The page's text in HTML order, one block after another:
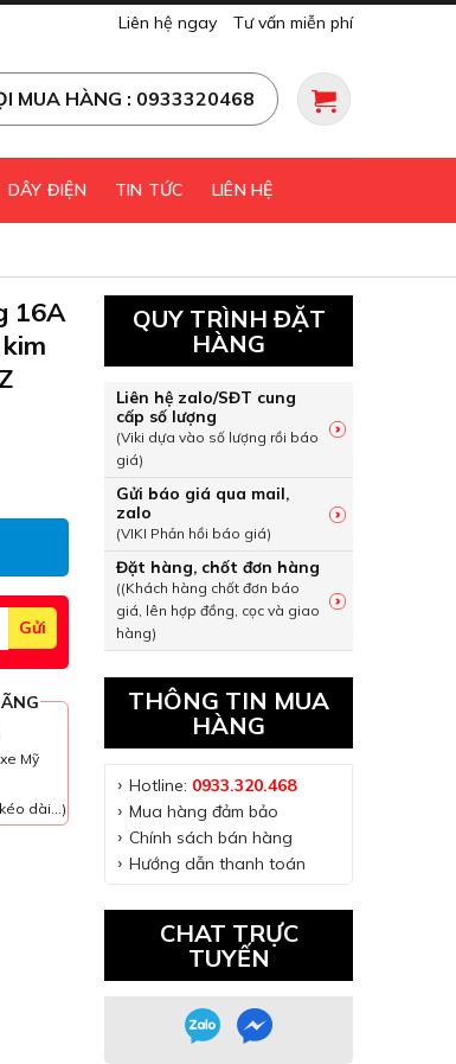
Liên hệ ngay Tư vấn miễn phí
MUA HÀNG : 0933320468
DÂY ĐIỆN TIN TỨC LIÊN HỆ
16A
cắm nhanh màu vàng ánh kim Panasonic
Mỹ
dài...)
QUY TRÌNH ĐẶT
HÀNG
Liên hệ zalo/SĐT cung
cấp số lượng
(Viki dựa vào số lượng rồi báo
giá)
Gửi báo giá qua mail,
zalo
(VIKI Phản hồi báo giá)
Đặt hàng, chốt đơn hàng
((Khách hàng chốt đơn báo
giá, lên hợp đồng, cọc và giao
hàng)
THÔNG TIN MUA
HÀNG
Hotline: 0933.320.468
Mua hàng đảm bảo
Chính sách bán hàng
Hướng dẫn thanh toán
CHAT TRỰC
TUYẾN